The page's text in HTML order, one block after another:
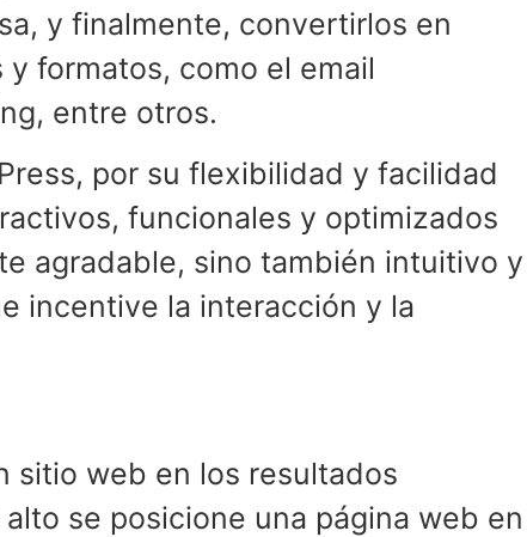
y finalmente, convertirlos en
formatos, como el email
entre otros.
por su flexibilidad y facilidad
funcionales y optimizados
agradable, sino también intuitivo y
incentive la interacción y la
sitio web en los resultados
se posicione una página web en